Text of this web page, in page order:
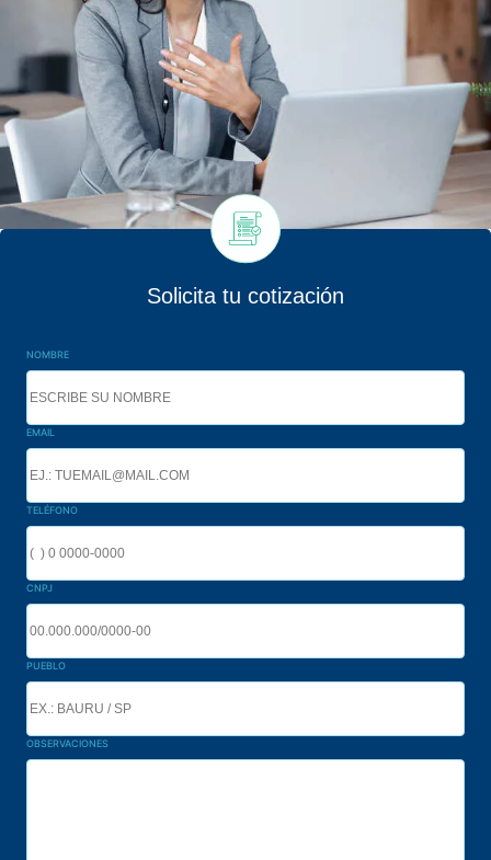
Solicita tu cotización
NOMBRE
EMAIL
TELÉFONO
CNPJ
PUEBLO
OBSERVACIONES